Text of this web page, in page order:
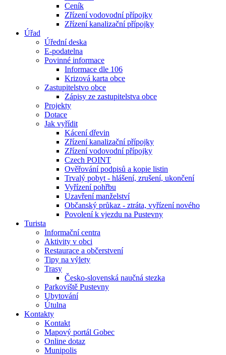
Ceník
Zřízení vodovodní přípojky
Zřízení kanalizační přípojky
Úřad
Úřední deska
E-podatelna
Povinné informace
Informace dle 106
Krizová karta obce
Zastupitelstvo obce
Zápisy ze zastupitelstva obce
Projekty
Dotace
Jak vyřídit
Kácení dřevin
Zřízení kanalizační přípojky
Zřízení vodovodní přípojky
Czech POINT
Ověřování podpisů a kopie listin
Trvalý pobyt - hlášení, zrušení, ukončení
Vyřízení pohřbu
Uzavření manželství
Občanský průkaz - ztráta, vyřízení nového
Povolení k vjezdu na Pustevny
Turista
Informační centra
Aktivity v obci
Restaurace a občerstvení
Tipy na výlety
Trasy
Česko-slovenská naučná stezka
Parkoviště Pustevny
Ubytování
Útulna
Kontakty
Kontakt
Mapový portál Gobec
Online dotaz
Munipolis